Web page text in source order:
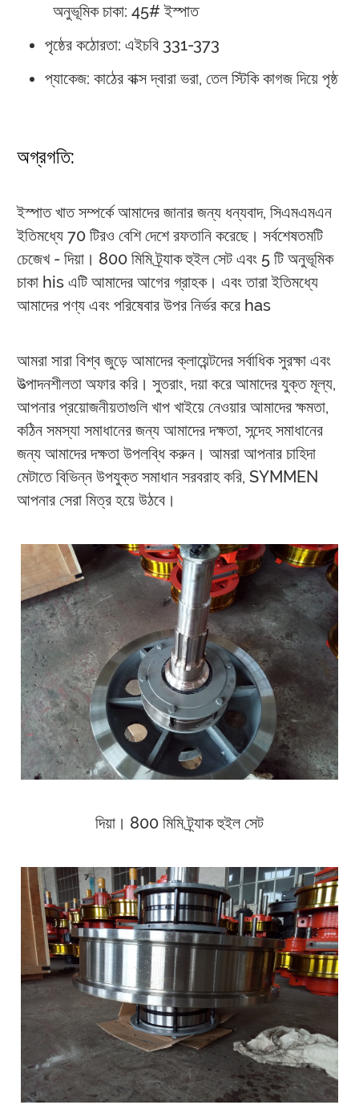
অনুভূমিক চাকা: 45# ইস্পাত
পৃষ্ঠের কঠোরতা: এইচবি 331-373
প্যাকেজ: কাঠের বাক্স দ্বারা ভরা, তেল স্টিকি কাগজ দিয়ে পৃষ্ঠ
অগ্রগতি:
ইস্পাত খাত সম্পর্কে আমাদের জানার জন্য ধন্যবাদ, সিএমএমএন
ইতিমধ্যে 70 টিরও বেশি দেশে রফতানি করেছে। সর্বশেষতমটি
চেজেখ - দিয়া। 800 মিমি ট্র্যাক হুইল সেট এবং 5 টি অনুভূমিক
চাকা his এটি আমাদের আগের গ্রাহক। এবং তারা ইতিমধ্যে
আমাদের পণ্য এবং পরিষেবার উপর নির্ভর করে has
আমরা সারা বিশ্ব জুড়ে আমাদের ক্লায়েন্টদের সর্বাধিক সুরক্ষা এবং
উত্পাদনশীলতা অফার করি। সুতরাং, দয়া করে আমাদের যুক্ত মূল্য,
আপনার প্রয়োজনীয়তাগুলি খাপ খাইয়ে নেওয়ার আমাদের ক্ষমতা,
কঠিন সমস্যা সমাধানের জন্য আমাদের দক্ষতা, সন্দেহ সমাধানের
জন্য আমাদের দক্ষতা উপলব্ধি করুন। আমরা আপনার চাহিদা
মেটাতে বিভিন্ন উপযুক্ত সমাধান সরবরাহ করি, SYMMEN
আপনার সেরা মিত্র হয়ে উঠবে।
দিয়া। 800 মিমি ট্র্যাক হুইল সেট